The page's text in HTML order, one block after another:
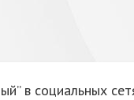
в социальных